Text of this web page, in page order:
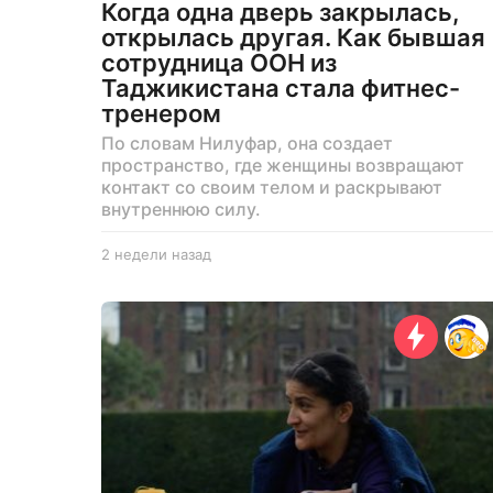
Когда одна дверь закрылась,
открылась другая. Как бывшая
сотрудница ООН из
Таджикистана стала фитнес-
тренером
По словам Нилуфар, она создает
пространство, где женщины возвращают
контакт со своим телом и раскрывают
внутреннюю силу.
2 недели назад